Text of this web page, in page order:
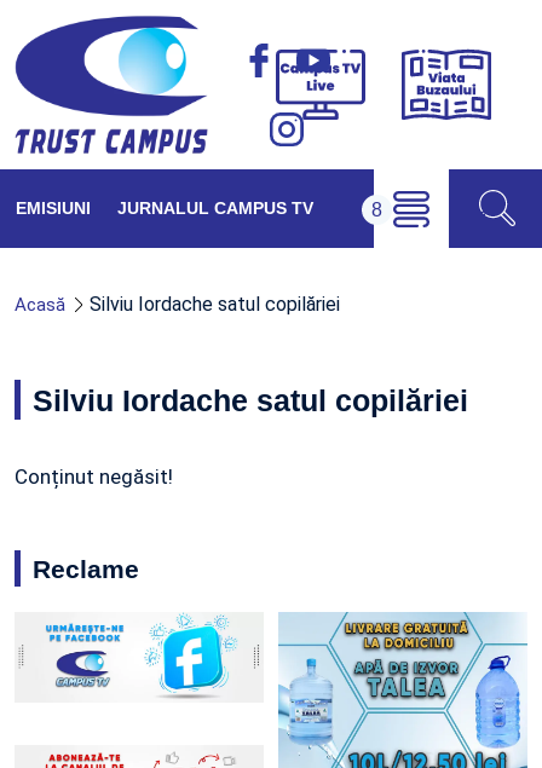
Campus
Viața
EMISIUNI JURNALUL CAMPUS TV
Acasă Silviu Iordache satul copilăriei
Silviu Iordache satul copilăriei
Conținut negăsit!
Reclame